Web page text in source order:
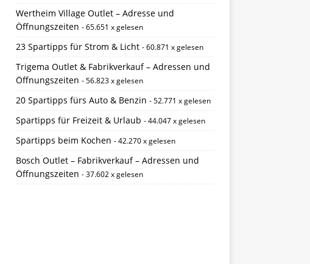
Wertheim Village Outlet – Adresse und
Öffnungszeiten - 65.651 x gelesen
23 Spartipps für Strom & Licht - 60.871 x gelesen
Trigema Outlet & Fabrikverkauf – Adressen und
Öffnungszeiten - 56.823 x gelesen
20 Spartipps fürs Auto & Benzin - 52.771 x gelesen
Spartipps für Freizeit & Urlaub - 44.047 x gelesen
Spartipps beim Kochen - 42.270 x gelesen
Bosch Outlet – Fabrikverkauf – Adressen und
Öffnungszeiten - 37.602 x gelesen